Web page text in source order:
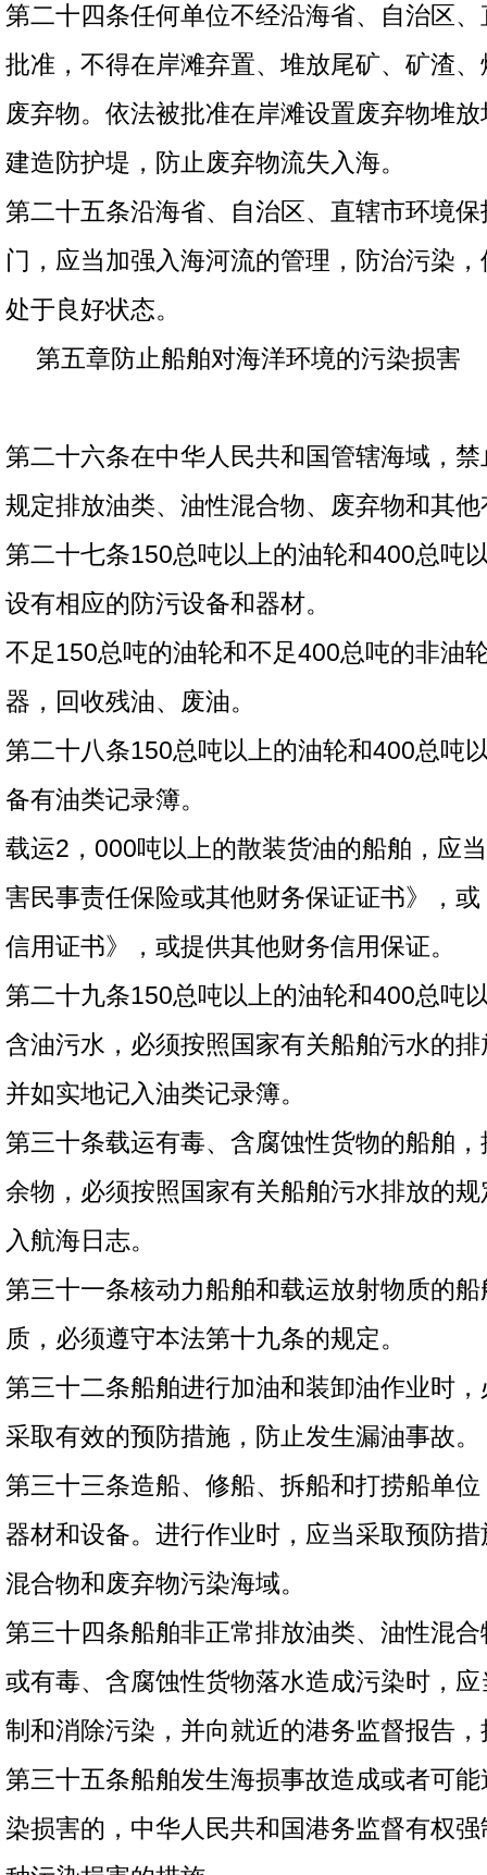
第二十四条任何单位不经沿海省、自治区
批准，不得在岸滩弃置、堆放尾矿、矿渣
废弃物。依法被批准在岸滩设置废弃物堆
建造防护堤，防止废弃物流失入海。
第二十五条沿海省、自治区、直辖市环境
门，应当加强入海河流的管理，防治污染
处于良好状态。
第五章防止船舶对海洋环境的污染损害
第二十六条在中华人民共和国管辖海域，
规定排放油类、油性混合物、废弃物和其
第二十七条150总吨以上的油轮和400总吨
设有相应的防污设备和器材。
不足150总吨的油轮和不足400总吨的非油
器，回收残油、废油。
第二十八条150总吨以上的油轮和400总吨
备有油类记录簿。
载运2，000吨以上的散装货油的船舶，应
害民事责任保险或其他财务保证证书》，
信用证书》，或提供其他财务信用保证。
第二十九条150总吨以上的油轮和400总吨
含油污水，必须按照国家有关船舶污水的
并如实地记入油类记录簿。
第三十条载运有毒、含腐蚀性货物的船舶
余物，必须按照国家有关船舶污水排放的
入航海日志。
第三十一条核动力船舶和载运放射物质的
质，必须遵守本法第十九条的规定。
第三十二条船舶进行加油和装卸油作业时
采取有效的预防措施，防止发生漏油事故。
第三十三条造船、修船、拆船和打捞船单
器材和设备。进行作业时，应当采取预防
混合物和废弃物污染海域。
第三十四条船舶非正常排放油类、油性混
或有毒、含腐蚀性货物落水造成污染时，
制和消除污染，并向就近的港务监督报告
第三十五条船舶发生海损事故造成或者可
染损害的，中华人民共和国港务监督有权